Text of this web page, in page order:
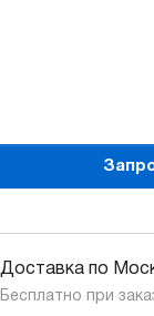
Доставка по
Бесплатно при